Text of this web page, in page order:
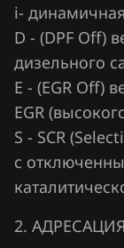
Jeep
Kaiyi
Kia
King Long
KYC
Lancia
i-
D - (DPF Off)
дизельного
E - (EGR Off)
EGR
S - SCR
с
2.